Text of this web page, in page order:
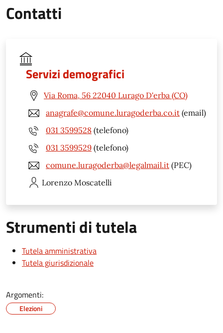
Contatti
Servizi demografici
Via Roma, 56 22040 Lurago D'erba (CO)
anagrafe@comune.luragoderba.co.it (email)
031 3599528 (telefono)
031 3599529 (telefono)
comune.luragoderba@legalmail.it (PEC)
Lorenzo Moscatelli
Strumenti di tutela
Tutela amministrativa
Tutela giurisdizionale
Argomenti:
Elezioni